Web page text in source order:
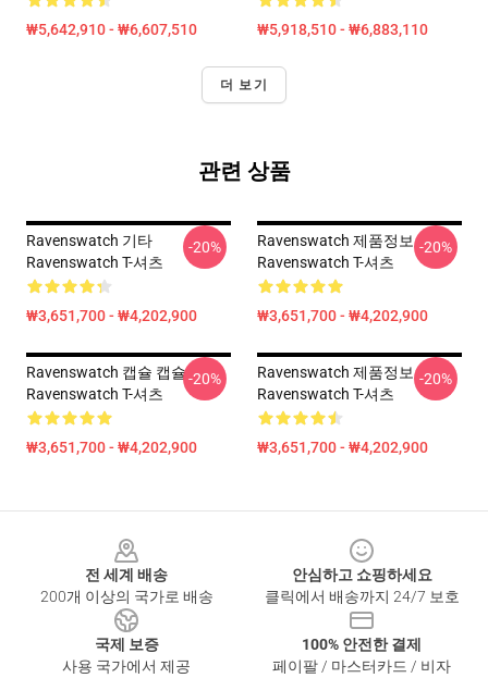
₩5,642,910 - ₩6,607,510 ₩5,918,510 - ₩6,883,110
더 보기
관련 상품
Ravenswatch 기타
Ravenswatch T-셔츠
₩3,651,700 - ₩4,202,900
-20%
Ravenswatch 제품정보
Ravenswatch T-셔츠
₩3,651,700 - ₩4,202,900
-20%
Ravenswatch 캡슐 캡슐
Ravenswatch T-셔츠
₩3,651,700 - ₩4,202,900
-20%
Ravenswatch 제품정보
Ravenswatch T-셔츠
₩3,651,700 - ₩4,202,900
-20%
전 세계 배송
200개 이상의 국가로 배송
안심하고 쇼핑하세요
클릭에서 배송까지 24/7 보호
국제 보증
사용 국가에서 제공
100% 안전한 결제
페이팔 / 마스터카드 / 비자